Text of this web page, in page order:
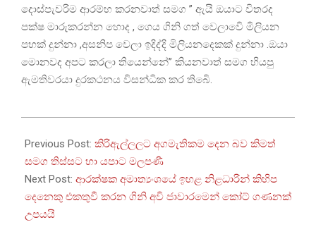
දොස්පැවරිම ආරම්භ කරනවාත් සමග ” ඇයි ඔයාට විතරද
පක්ෂ මාරුකරන්න හොද , ගෙය ගිනි ගත් වෙලාවෙි මිලියන
පහක් දුන්නා ,අසනිප වෙලා ඉදිද්දි මිලියනදෙකක් දුන්නා .ඔයා
මොනවද අපට කරලා තියෙන්නේ” කියනවාත් සමග හියපු
ඇමතිවරයා දුරකථනය විසන්ධික කර තිබෙි.
09-
12
Previous Post: කිරිඇල්ලලට අගමැතිකම දෙන බව කිමත්
සමග තිස්සට හා යපාට මලපණී
Next Post: ආරක්ෂක අමාත්‍යංශයේ ඉහළ නිළධාරින් කිහිප
දෙනෙකු එකතුවී කරන ගිනි අවි ජාවාරමෙන් කෝට් ගණනක්
උපයයි